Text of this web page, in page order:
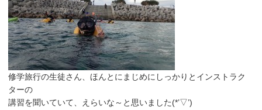
修学旅行の生徒さん、ほんとにまじめにしっかりとインストラク
ターの
講習を聞いていて、えらいな～と思いました(*’▽’)